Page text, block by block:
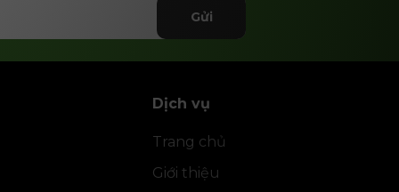
Gửi
Dịch vụ
Trang chủ
Giới thiệu